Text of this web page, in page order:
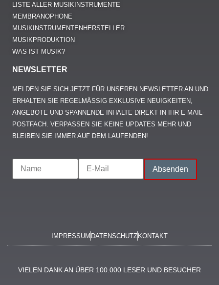
LISTE ALLER MUSIKINSTRUMENTE
MEMBRANOPHONE
MUSIKINSTRUMENTENHERSTELLER
MUSIKPRODUKTION
WAS IST MUSIK?
NEWSLETTER
MELDEN SIE SICH JETZT FÜR UNSEREN NEWSLETTER AN UND
ERHALTEN SIE REGELMÄSSIG EXKLUSIVE NEUIGKEITEN, A
NGEBOTE UND SPANNENDE INHALTE DIREKT IN IHR E-MAIL-P
OSTFACH. VERPASSEN SIE KEINE UPDATES MEHR UND B
LEIBEN SIE IMMER AUF DEM LAUFENDEN!
IMPRESSUM DATENSCHUTZKONTAKT
VIELEN DANK AN ÜBER 100.000 LESER UND BESUCHER